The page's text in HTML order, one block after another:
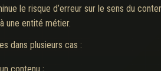
le risque d’erreur sur le sens du
une entité métier.
dans plusieurs cas :
contenu ;